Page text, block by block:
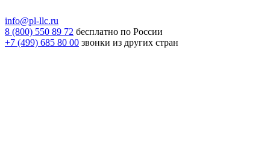
info@pl-llc.ru
8 (800) 550 89 72 бесплатно по России
+7 (499) 685 80 00 звонки из других стран